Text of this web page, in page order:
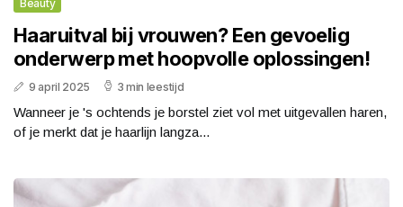
Beauty
Haaruitval bij vrouwen? Een gevoelig
onderwerp met hoopvolle oplossingen!
9 april 2025 3 min leestijd
Wanneer je 's ochtends je borstel ziet vol met uitgevallen haren,
of je merkt dat je haarlijn langza...